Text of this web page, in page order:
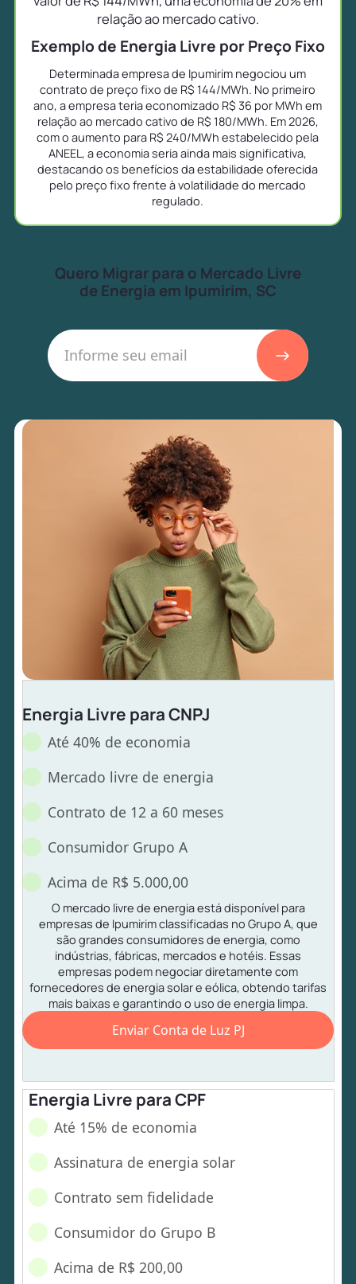
relação ao mercado cativo.
Exemplo de Energia Livre por Preço Fixo
Determinada empresa de Ipumirim negociou um
contrato de preço fixo de R$ 144/MWh. No primeiro
ano, a empresa teria economizado R$ 36 por MWh em
relação ao mercado cativo de R$ 180/MWh. Em 2026,
com o aumento para R$ 240/MWh estabelecido pela
ANEEL, a economia seria ainda mais significativa,
destacando os benefícios da estabilidade oferecida
pelo preço fixo frente à volatilidade do mercado
regulado.
Quero Migrar para o Mercado Livre
de Energia em Ipumirim, SC
Energia Livre para CNPJ
Até 40% de economia
Mercado livre de energia
Contrato de 12 a 60 meses
Consumidor Grupo A
Acima de R$ 5.000,00
O mercado livre de energia está disponível para
empresas de Ipumirim classificadas no Grupo A, que
são grandes consumidores de energia, como
indústrias, fábricas, mercados e hotéis. Essas
empresas podem negociar diretamente com
fornecedores de energia solar e eólica, obtendo tarifas
mais baixas e garantindo o uso de energia limpa.
Enviar Conta de Luz PJ
Energia Livre para CPF
Até 15% de economia
Assinatura de energia solar
Contrato sem fidelidade
Consumidor do Grupo B
Acima de R$ 200,00